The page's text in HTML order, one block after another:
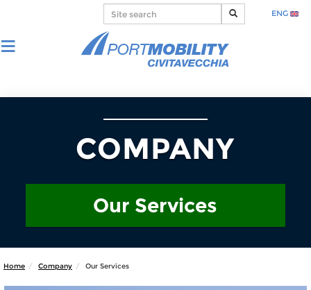
ENG
COMPANY
Our Services
Home Company Our Services